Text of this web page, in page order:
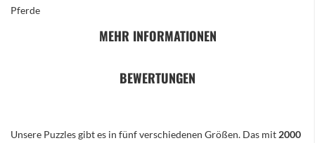
Pferde
MEHR INFORMATIONEN
BEWERTUNGEN
Unsere Puzzles gibt es in fünf verschiedenen Größen. Das mit 2000